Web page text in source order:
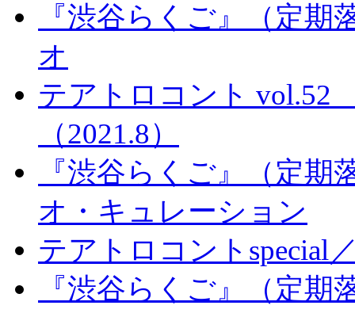
『渋谷らくご』（定
オ
テアトロコント
（2021.8）
『渋谷らくご』（定
オ・キュレーション
テアトロコントspecial
『渋谷らくご』（定